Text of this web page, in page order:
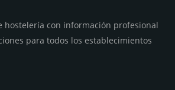
hostelería con información profesional
para todos los establecimientos